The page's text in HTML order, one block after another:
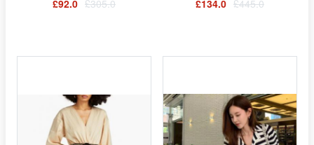
£92.0 £305.0
£134.0 £445.0